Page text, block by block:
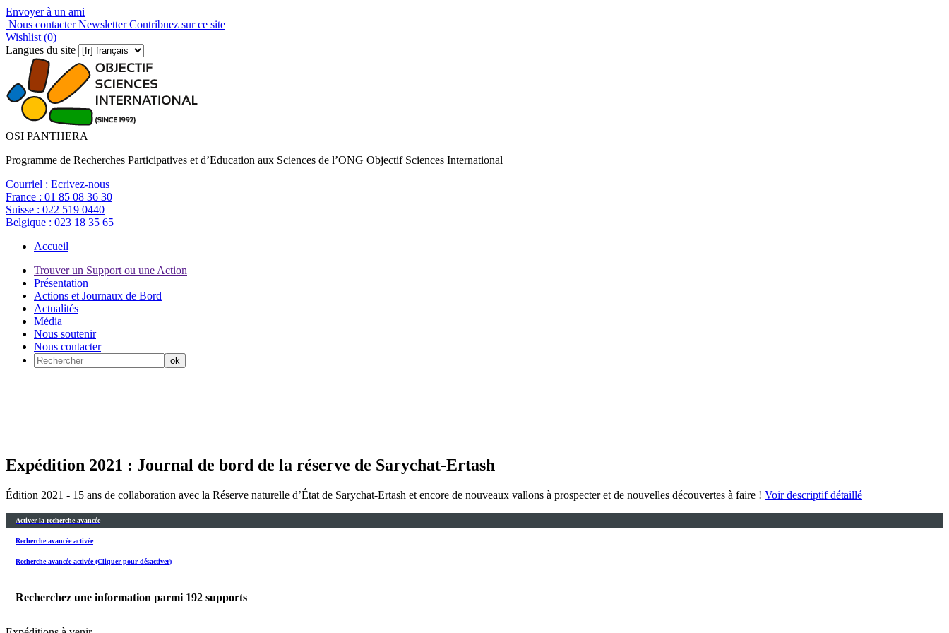
Envoyer à un ami
Nous contacterNewsletterContribuez sur ce site
Wishlist (0)
Langues du site
OSI PANTHERA
Programme de Recherches Participatives et d’Education aux Sciences de l’ONG Objectif Sciences International
Courriel : Ecrivez-nous
France : 01 85 08 36 30
Suisse : 022 519 0440
Belgique : 023 18 35 65
Accueil
Trouver un Support ou une Action
Présentation
Actions et Journaux de Bord
Actualités
Média
Nous soutenir
Nous contacter
Expédition 2021 : Journal de bord de la réserve de Sarychat-Ertash
Édition 2021 - 15 ans de collaboration avec la Réserve naturelle d’État de Sarychat-Ertash et encore de nouveaux vallons à prospecter et de nouvelles découvertes à faire ! Voir descriptif détaillé
Activer la recherche avancée
Recherche avancée activée
Recherche avancée activée (Cliquer pour désactiver)
Recherchez une information parmi 192 supports